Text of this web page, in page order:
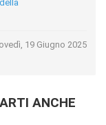
19 Giugno 2025
ANCHE